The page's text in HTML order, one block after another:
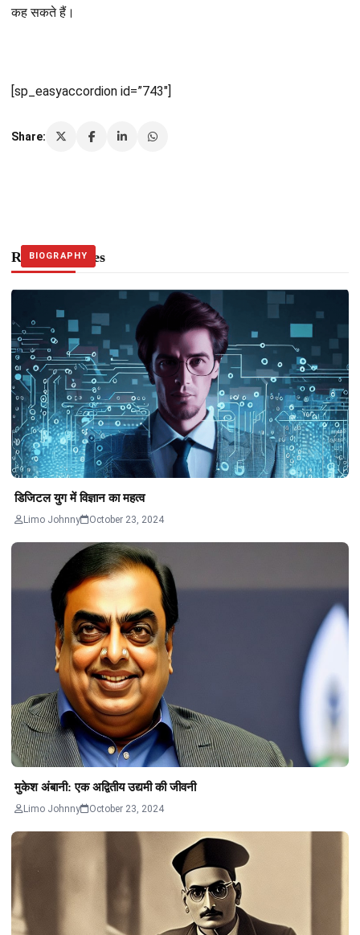
कह सकते हैं।
[sp_easyaccordion id=”743″]
Share:
Related Stories
JANKARI
डिजिटल युग में विज्ञान का महत्व
Limo Johnny October 23, 2024
BIOGRAPHY
मुकेश अंबानी: एक अद्वितीय उद्यमी की जीवनी
Limo Johnny October 23, 2024
BIOGRAPHY